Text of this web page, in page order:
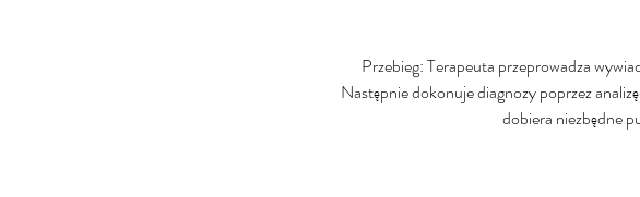
Przebieg: Terapeuta przeprowadza
Następnie dokonuje diagnozy poprzez
dobiera niezbędne